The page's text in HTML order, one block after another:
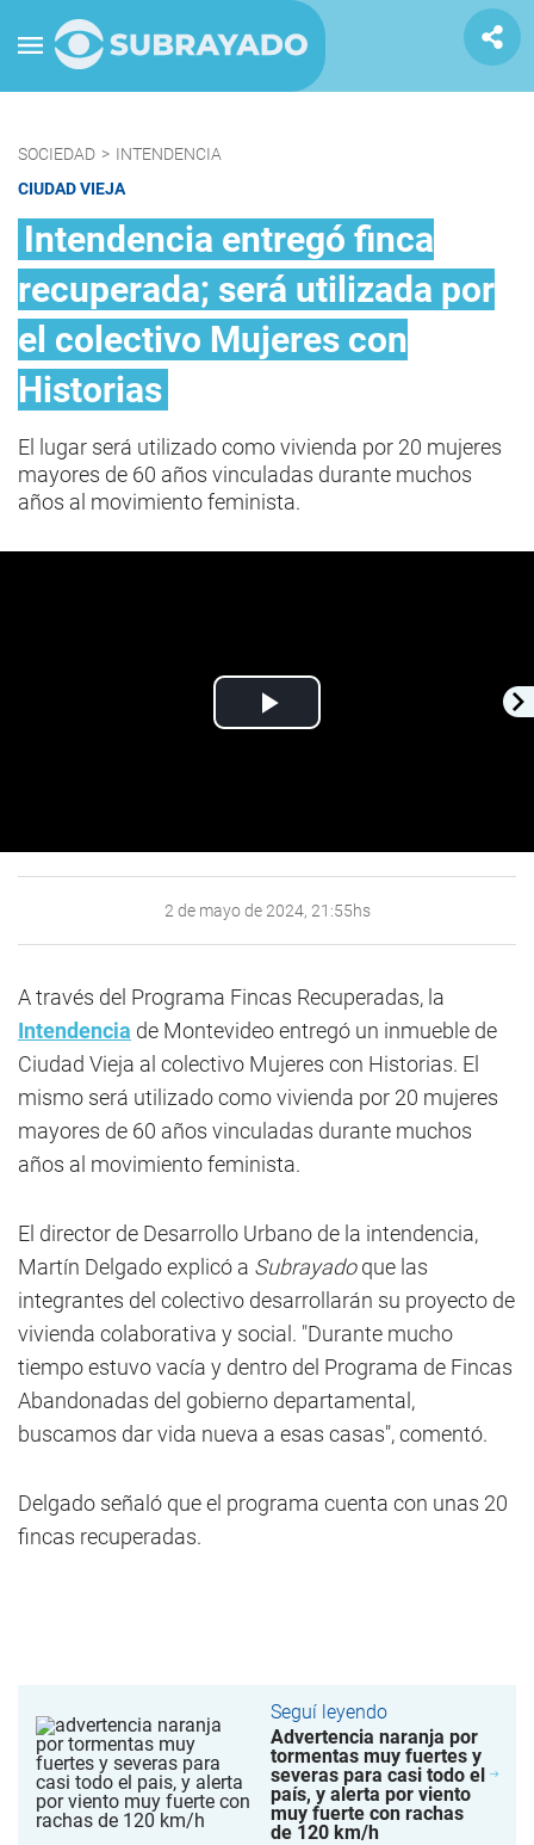
SOCIEDAD > INTENDENCIA
CIUDAD VIEJA
Intendencia entregó finca
recuperada; será utilizada por
el colectivo Mujeres con
Historias
El lugar será utilizado como vivienda por 20 mujeres
mayores de 60 años vinculadas durante muchos
años al movimiento feminista.
Play
2 de mayo de 2024, 21:55hs
A través del Programa Fincas Recuperadas, la
Intendencia de Montevideo entregó un inmueble de
Ciudad Vieja al colectivo Mujeres con Historias. El
mismo será utilizado como vivienda por 20 mujeres
mayores de 60 años vinculadas durante muchos
años al movimiento feminista.
El director de Desarrollo Urbano de la intendencia,
Martín Delgado explicó a Subrayadoque las
integrantes del colectivo desarrollarán su proyecto de
vivienda colaborativa y social. "Durante mucho
tiempo estuvo vacía y dentro del Programa de Fincas
Abandonadas del gobierno departamental,
buscamos dar vida nueva a esas casas", comentó.
Delgado señaló que el programa cuenta con unas 20
fincas recuperadas.
Seguí leyendo
Advertencia naranja por
tormentas muy fuertes y
severas para casi todo el
país, y alerta por viento
muy fuerte con rachas
de 120 km/h